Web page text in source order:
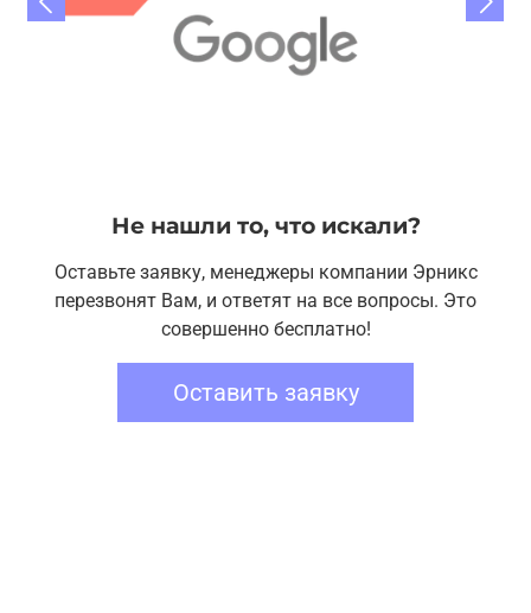
Не нашли то, что искали?
Оставьте заявку, менеджеры компании Эрникс
перезвонят Вам, и ответят на все вопросы. Это
совершенно бесплатно!
Оставить заявку